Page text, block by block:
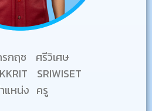
รกฤช ศรีวิเศษ
SRIWISET
แหน่ง ครู